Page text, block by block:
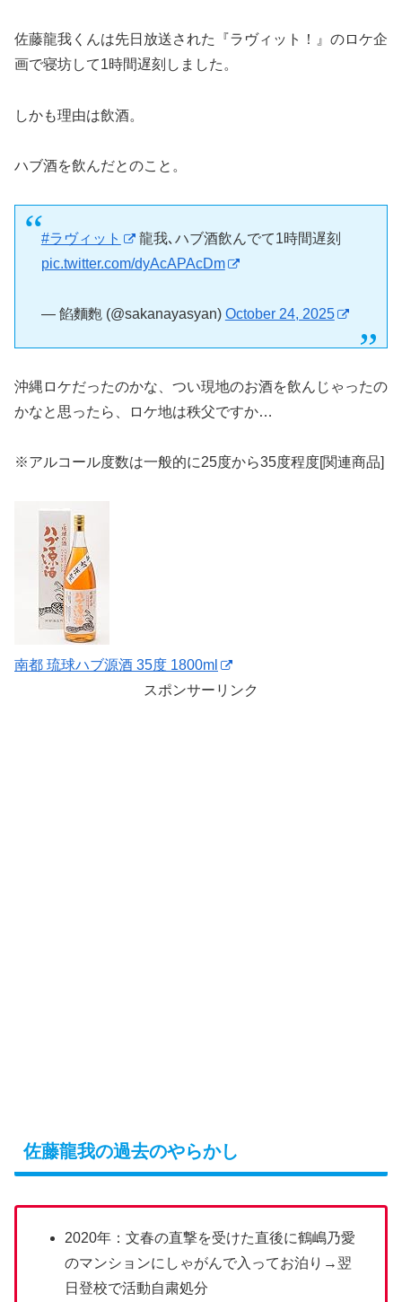
佐藤龍我くんは先日放送された『ラヴィット！』のロケ企
画で寝坊して1時間遅刻しました。
しかも理由は飲酒。
ハブ酒を飲んだとのこと。
#ラヴィット
龍我､ハブ酒飲んでて1時間遅刻
pic.twitter.com/dyAcAPAcDm
— 餡麵麭 (@sakanayasyan) October 24, 2025
沖縄ロケだったのかな、つい現地のお酒を飲んじゃったの
かなと思ったら、ロケ地は秩父ですか…
※アルコール度数は一般的に25度から35度程度[関連商品]
南都 琉球ハブ源酒 35度 1800ml
スポンサーリンク
佐藤龍我の過去のやらかし
2020年：文春の直撃を受けた直後に鶴嶋乃愛
のマンションにしゃがんで入ってお泊り→翌
日登校で活動自粛処分